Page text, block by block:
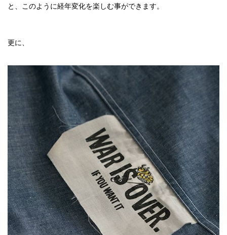
と、このように経年変化を楽しむ事ができます。
更に、